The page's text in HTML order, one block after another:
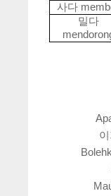
사다
밀다